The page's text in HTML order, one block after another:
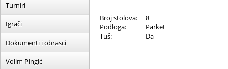
Turniri
Igrači
Dokumenti i obrasci
Volim Pingić
Broj stolova:
8
Podloga:
Parket
Tuš:
Da